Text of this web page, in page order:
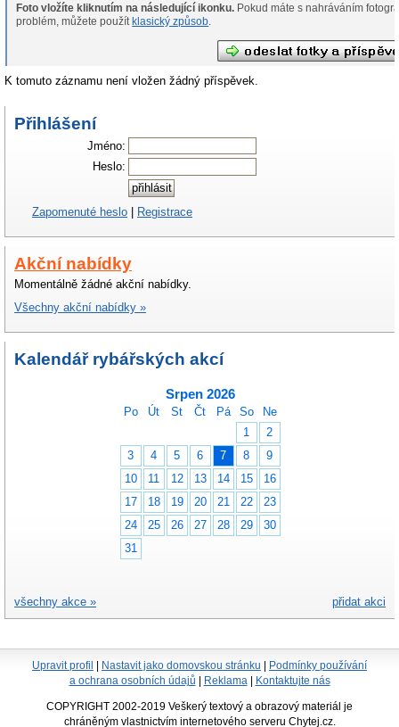
Foto vložíte kliknutím na následující ikonku.
problém, můžete použítklasický způsob.
K tomuto záznamu není vložen žádný příspěvek.
Přihlášení
Jméno:
Heslo:
Zapomenuté heslo | Registrace
Akční nabídky
Momentálně žádné akční nabídky.
Všechny akční nabídky »
Kalendář rybářských akcí
Srpen 2026
Po Út St Čt Pá So
Ne
1
2
3
4 5 6 7 8
9
10
11 12 13 14 15
16
17
18 19 20 21 22
23
24
25 26 27 28 29
30
31
přidat akci
všechny akce »
Upravit profil Nastavit jako domovskou stránku
Podmínky používání
a ochrana osobních údajů
Reklama| Kontaktujte nás
COPYRIGHT 2002-2019 Veškerý textový a obrazový materiál je
chráněným vlastnictvím internetového serveru Chytej.cz.